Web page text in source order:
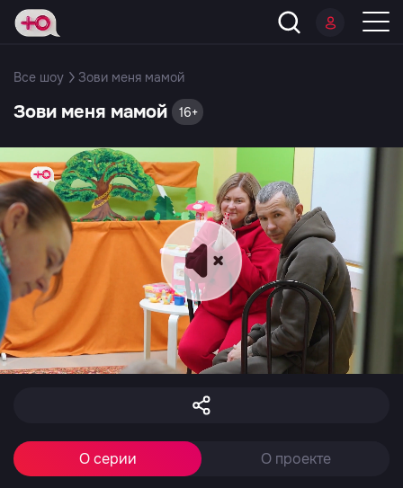
Все шоу Зови меня мамой
Зови меня мамой 16+
О серии О проекте